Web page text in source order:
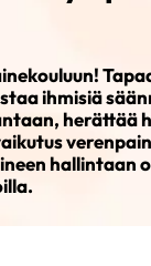
ihmisiä
herättää
hallintaan